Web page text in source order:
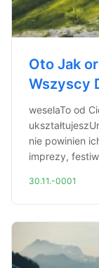
Oto Jak
Wszyscy
weselaTo od
nie powinien
imprezy,
30.11.-0001